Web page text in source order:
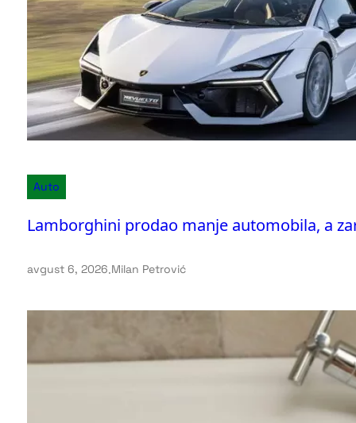
Auto
Lamborghini prodao manje automobila, a
avgust 6, 2026.Milan Petrović